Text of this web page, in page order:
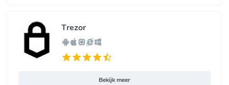
Trezor
Bekijk meer